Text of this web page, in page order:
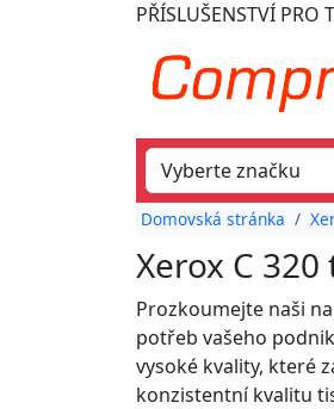
PŘÍSLUŠENSTVÍ PRO
Domovská stránka
Xerox C
Prozkoumejte naši
potřeb vašeho
vysoké kvality, které
konzistentní kvalitu